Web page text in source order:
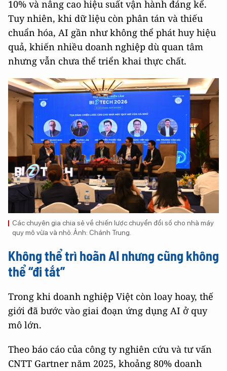
10% và nâng cao hiệu suất vận hành đáng kể.
Tuy nhiên, khi dữ liệu còn phân tán và thiếu
chuẩn hóa, AI gần như không thể phát huy hiệu
quả, khiến nhiều doanh nghiệp dù quan tâm
nhưng vẫn chưa thể triển khai thực chất.
Các chuyên gia chia sẻ về chiến lược chuyển đổi số cho nhà máy
quy mô vừa và nhỏ. Ảnh: Chánh Trung.
Không thể trì hoãn AI nhưng cũng không
thể “đi tắt”
Trong khi doanh nghiệp Việt còn loay hoay, thế
giới đã bước vào giai đoạn ứng dụng AI ở quy
mô lớn.
Theo báo cáo của công ty nghiên cứu và tư vấn
CNTT Gartner năm 2025, khoảng 80% doanh